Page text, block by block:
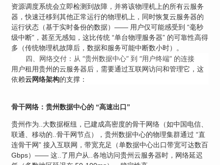
资源调度系统会立即检测到故障，并将该物理机上的所有云服务
器，快速迁移到其他正常运行的物理机上，同时恢复云服务器的
运行状态（基于实时备份的数据）—— 用户仅可能感受到 “毫秒
级中断”，甚至无感知，这比传统 “单台物理服务器” 的可靠性高得
多（传统物理机故障后，数据和服务可能中断数小时）。
四、网络交付：从 “贵州数据中心” 到 “用户终端” 的连接
用户租用贵州的云服务器后，需要通过互联网访问和管理它，这
依赖云网络架构的支撑：
骨干网络：贵州数据中心的 “高速出口”
贵州作为..大数据枢纽，已建成高密度的骨干网络（如中国电信、
联通、移动的..骨干网节点），贵州数据中心的物理集群通过 “直
连骨干网” 接入互联网，带宽充足（单数据中心出口带宽可达数百
Gbps）—— 这..了用户从..各地访问贵州云服务器时，网络延迟